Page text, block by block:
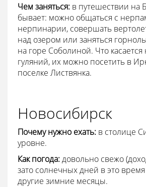
Чем заняться: в путешествии на
бывает: можно общаться с
нерпинарии, совершать
над озером или заняться
на горе Соболиной. Что
гуляний, их можно посетить в
поселке Листвянка.
Новосибирск
Почему нужно ехать: в столице
уровне.
Как погода:довольно свежо
зато солнечных дней в это
другие зимние месяцы.